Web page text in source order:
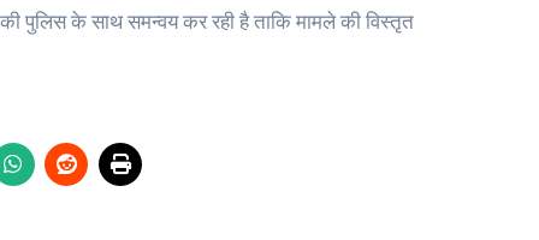
पुलिस के साथ समन्वय कर रही है ताकि मामले की विस्तृत